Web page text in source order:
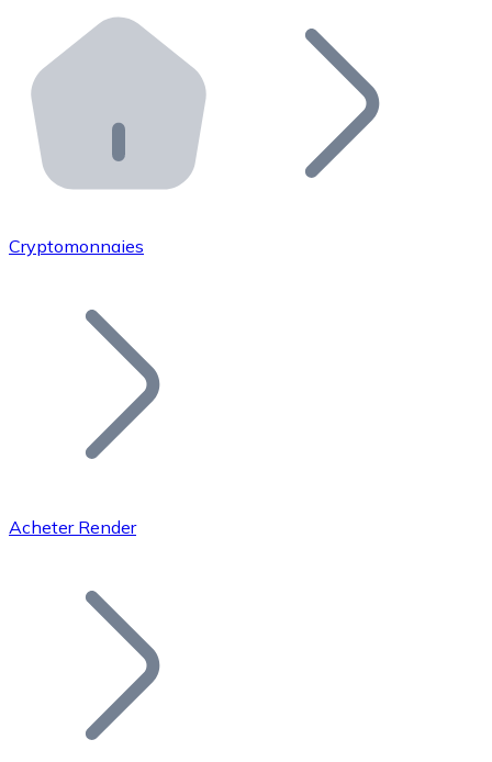
Distributeurs automatiques Bitnovo
Intégrez un ATM Bitnovo dans votre entreprise et
API Bitnovo
Intégrez notre API dans votre écosystème.
Rejoignez notre réseau de distributeurs et
Ajoutez le token de votre projet à notre service
Bitcoin
Cryptomonnaies
Acheter Render